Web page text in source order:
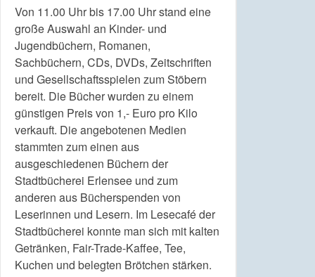
Von 11.00 Uhr bis 17.00 Uhr stand eine
große Auswahl an Kinder- und
Jugendbüchern, Romanen,
Sachbüchern, CDs, DVDs, Zeitschriften
und Gesellschaftsspielen zum Stöbern
bereit. Die Bücher wurden zu einem
günstigen Preis von 1,- Euro pro Kilo
verkauft. Die angebotenen Medien
stammten zum einen aus
ausgeschiedenen Büchern der
Stadtbücherei Erlensee und zum
anderen aus Bücherspenden von
Leserinnen und Lesern. Im Lesecafé der
Stadtbücherei konnte man sich mit kalten
Getränken, Fair-Trade-Kaffee, Tee,
Kuchen und belegten Brötchen stärken.